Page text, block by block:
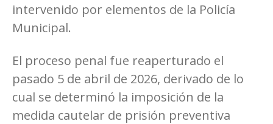
intervenido por elementos de la Policía
Municipal.
El proceso penal fue reaperturado el
pasado 5 de abril de 2026, derivado de lo
cual se determinó la imposición de la
medida cautelar de prisión preventiva